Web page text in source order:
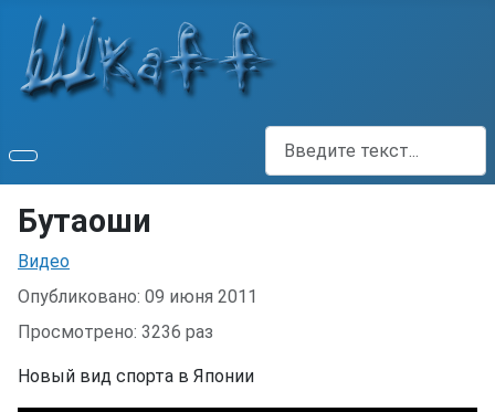
Поиск
Бутаоши
Информация о материале
Видео
Опубликовано: 09 июня 2011
Просмотрено: 3236 раз
Новый вид спорта в Японии